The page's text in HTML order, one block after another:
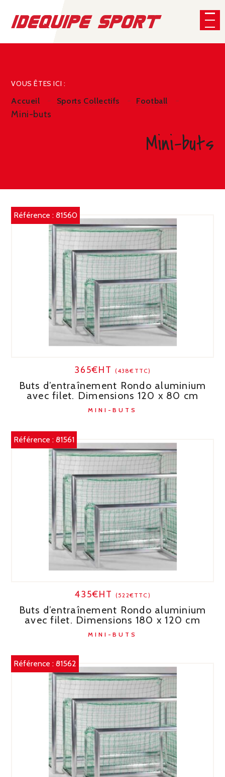
VOUS ÊTES ICI :
Accueil Sports Collectifs Football
Mini-buts
Mini-buts
Référence :81560
365€HT (438€TTC)
Buts d’entraînement Rondo aluminium
avec filet. Dimensions 120 x 80 cm
MINI-BUTS
Référence :81561
435€HT(522€TTC)
Buts d’entraînement Rondo aluminium
avec filet. Dimensions 180 x 120 cm
MINI-BUTS
Référence :81562